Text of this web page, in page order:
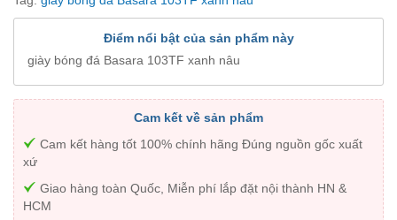
Điểm nổi bật của sản phẩm này
giày bóng đá Basara 103TF xanh nâu
Cam kết về sản phẩm
Cam kết hàng tốt 100% chính hãng Đúng nguồn gốc xuất
xứ
Giao hàng toàn Quốc, Miễn phí lắp đặt nội thành HN &
HCM